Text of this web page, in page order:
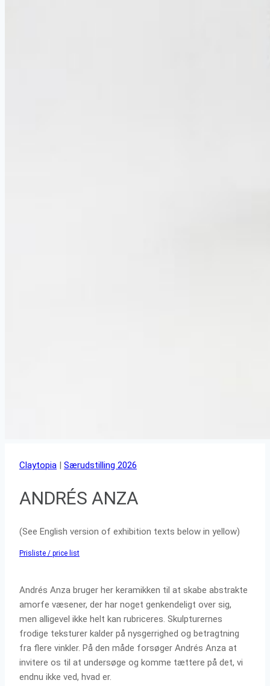
Claytopia | Særudstilling 2026
ANDRÉS ANZA
(See English version of exhibition texts below in yellow)
Prisliste / price list
Andrés Anza bruger her keramikken til at skabe abstrakte
amorfe væsener, der har noget genkendeligt over sig,
men alligevel ikke helt kan rubriceres. Skulpturernes
frodige teksturer kalder på nysgerrighed og betragtning
fra flere vinkler. På den måde forsøger Andrés Anza at
invitere os til at undersøge og komme tættere på det, vi
endnu ikke ved, hvad er.